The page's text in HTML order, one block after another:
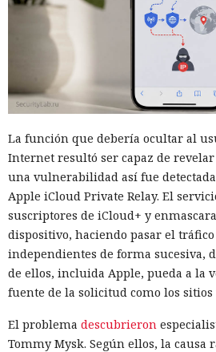
La función que debería ocultar al
Internet resultó ser capaz de
una vulnerabilidad así fue
Apple iCloud Private Relay. El
suscriptores de iCloud+ y
dispositivo, haciendo pasar el
independientes de forma sucesiva,
de ellos, incluida Apple, pueda a la
fuente de la solicitud como los sitios
El problema descubrieron
Tommy Mysk. Según ellos, la causa